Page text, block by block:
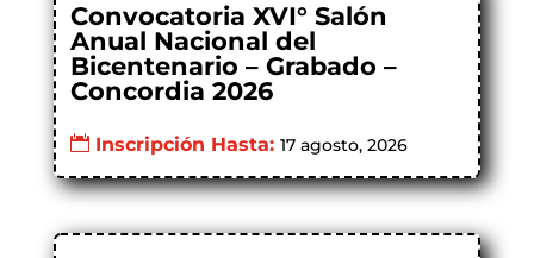
Convocatoria XVI° Salón
Anual Nacional del
Bicentenario – Grabado –
Concordia 2026
Inscripción Hasta: 17 agosto, 2026